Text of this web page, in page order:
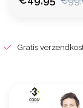
Gratis